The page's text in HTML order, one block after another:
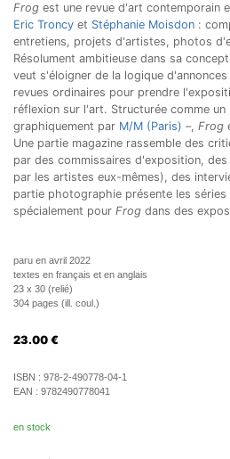
Frog est une revue d'art contemporain
Eric Troncy et Stéphanie Moisdon :
entretiens, projets d'artistes, photos
Résolument ambitieuse dans sa
veut s'éloigner de la logique
revues ordinaires pour prendre
réflexion sur l'art. Structurée comme un
graphiquement par M/M (Paris) –, Frog
Une partie magazine rassemble des
par des commissaires d'exposition,
par les artistes eux-mêmes), des
partie photographie présente les
spécialement pour Frog dans des
paru en avril 2022
textes en français et en anglais
23 x 30 (relié)
304 pages (ill. coul.)
23.00 €
ISBN : 978-2-490778-04-1
EAN : 9782490778041
en stock